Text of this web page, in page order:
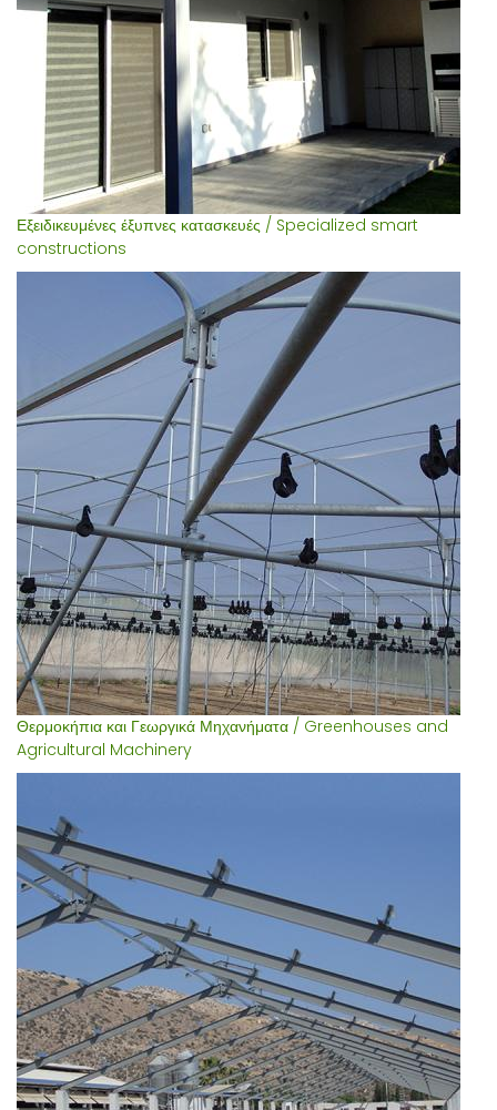
Εξειδικευμένες έξυπνες κατασκευές / Specialized smart
constructions
Θερμοκήπια και Γεωργικά Μηχανήματα / Greenhouses and
Agricultural Machinery